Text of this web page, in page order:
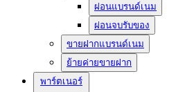
ผ่อนแบรนด์เนม
ผ่อนจบรับของ
ขายฝากแบรนด์เนม
ย้ายค่ายขายฝาก
พาร์ตเนอร์